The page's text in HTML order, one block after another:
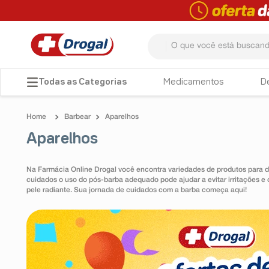
Medicamentos
Barbear Aparelhos
Aparelhos
Na Farmácia Online Drogal você encontra variedades de produtos
cuidados o uso do pós-barba adequado pode ajudar a evitar irritações
pele radiante. Sua jornada de cuidados com a barba começa aqui!
TERMOS MAIS BUSCADOS
4º lenço umedecido
5º tadalafila
6º minoxidil
desodorante
8 º teste gravidez